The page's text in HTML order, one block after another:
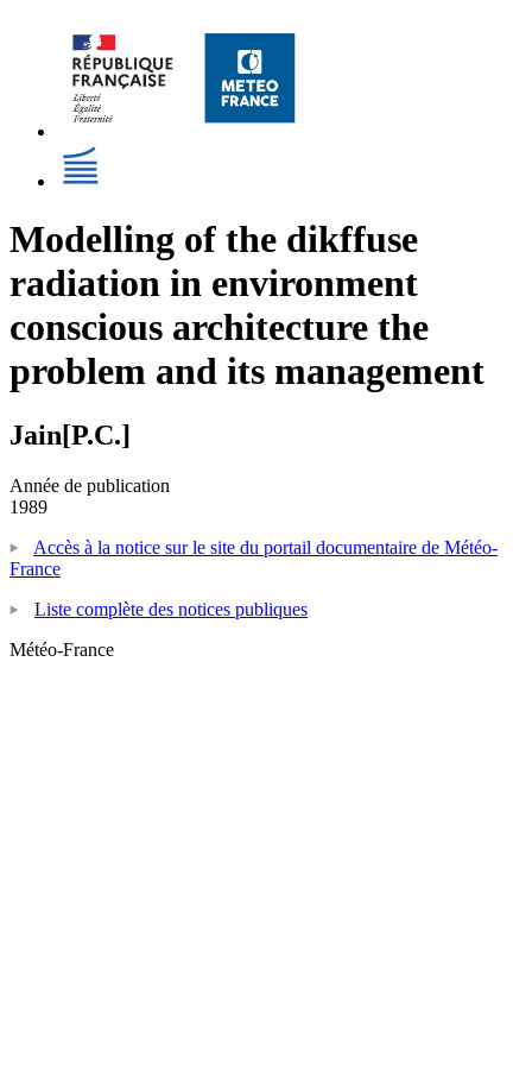
Modelling of the dikffuse
radiation in environment
conscious architecture the
problem and its management
Jain[P.C.]
Année de publication
1989
Accès à la notice sur le site du portail documentaire de Météo-
France
Liste complète des notices publiques
Météo-France